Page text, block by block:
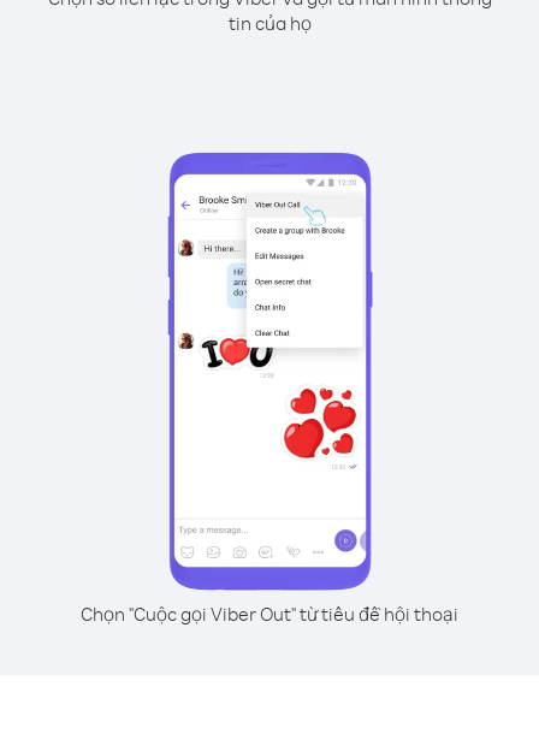
tin của họ
Chọn "Cuộc gọi Viber Out" từ tiêu đề hội thoại